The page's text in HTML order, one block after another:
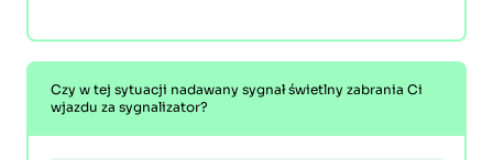
Czy w tej sytuacji nadawany sygnał świetlny zabrania Ci
wjazdu za sygnalizator?